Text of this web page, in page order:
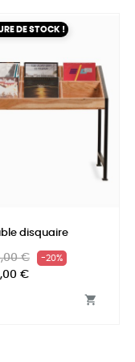
DE STOCK !
disquaire
€ -20%
€
